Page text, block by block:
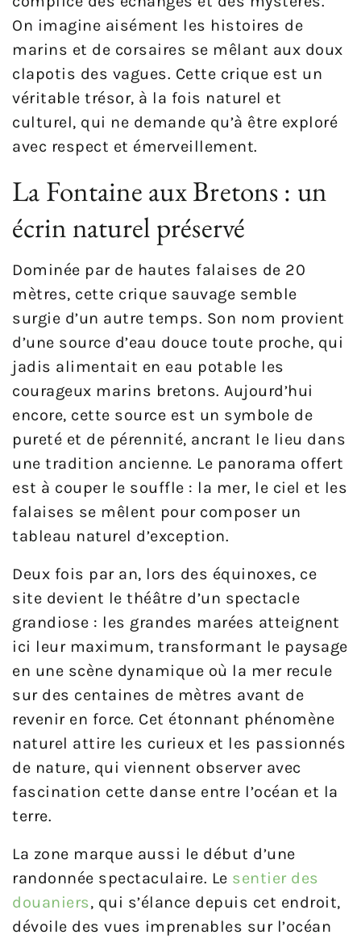
On imagine aisément les histoires de
marins et de corsaires se mêlant aux doux
clapotis des vagues. Cette crique est un
véritable trésor, à la fois naturel et
culturel, qui ne demande qu’à être exploré
avec respect et émerveillement.
La Fontaine aux Bretons : un
écrin naturel préservé
Dominée par de hautes falaises de 20
mètres, cette crique sauvage semble
surgie d’un autre temps. Son nom provient
d’une source d’eau douce toute proche, qui
jadis alimentait en eau potable les
courageux marins bretons. Aujourd’hui
encore, cette source est un symbole de
pureté et de pérennité, ancrant le lieu dans
une tradition ancienne. Le panorama offert
est à couper le souffle : la mer, le ciel et les
falaises se mêlent pour composer un
tableau naturel d’exception.
Deux fois par an, lors des équinoxes, ce
site devient le théâtre d’un spectacle
grandiose : les grandes marées atteignent
ici leur maximum, transformant le paysage
en une scène dynamique où la mer recule
sur des centaines de mètres avant de
revenir en force. Cet étonnant phénomène
naturel attire les curieux et les passionnés
de nature, qui viennent observer avec
fascination cette danse entre l’océan et la
terre.
La zone marque aussi le début d’une
randonnée spectaculaire. Le sentier des
douaniers, qui s’élance depuis cet endroit,
dévoile des vues imprenables sur l’océan